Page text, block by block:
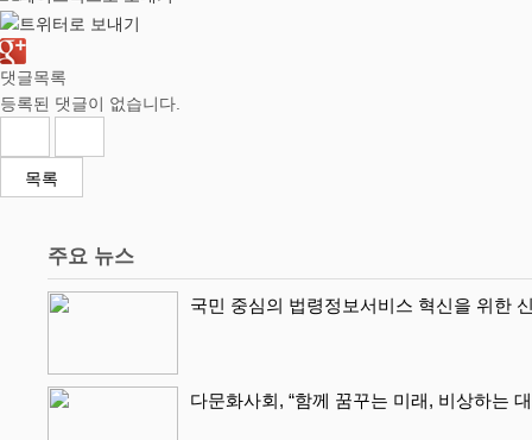
댓글목록
등록된 댓글이 없습니다.
목록
주요 뉴스
국민 중심의 법령정보서비스 혁신을 위한
다문화사회, “함께 꿈꾸는 미래, 비상하는